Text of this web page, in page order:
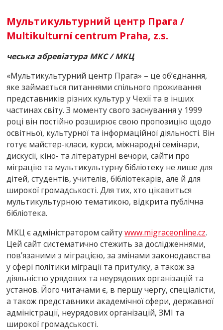
Мультикультурний центр Прага /
Multikulturní centrum Praha, z.s.
чеська абревіатура MKC/ МКЦ
«Мультикультурний центр Прага» – це об’єднання,
яке займається питаннями спільного проживання
представників різних культур у Чехії та в інших
частинах світу. З моменту свого заснування у 1999
році він постійно розширює свою пропозицію щодо
освітньої, культурної та інформаційної діяльності. Він
готує майстер-класи, курси, міжнародні семінари,
дискусії, кіно- та літературні вечори, сайти про
міграцію та мультикультурну бібліотеку не лише для
дітей, студентів, учителів, бібліотекарів, але й для
широкої громадськості. Для тих, хто цікавиться
мультикультурною тематикою, відкрита публічна
бібліотека.
МКЦ є адміністратором сайтуwww.migraceonline.cz.
Цей сайт систематично стежить за дослідженнями,
пов’язаними з міграцією, за змінами законодавства
у сфері політики міграції та притулку, а також за
діяльністю урядових та неурядових організацій та
установ. Його читачами є, в першу чергу, спеціалісти,
а також представники академічної сфери, державної
адміністрації, неурядових організацій, ЗМІ та
широкої громадськості.